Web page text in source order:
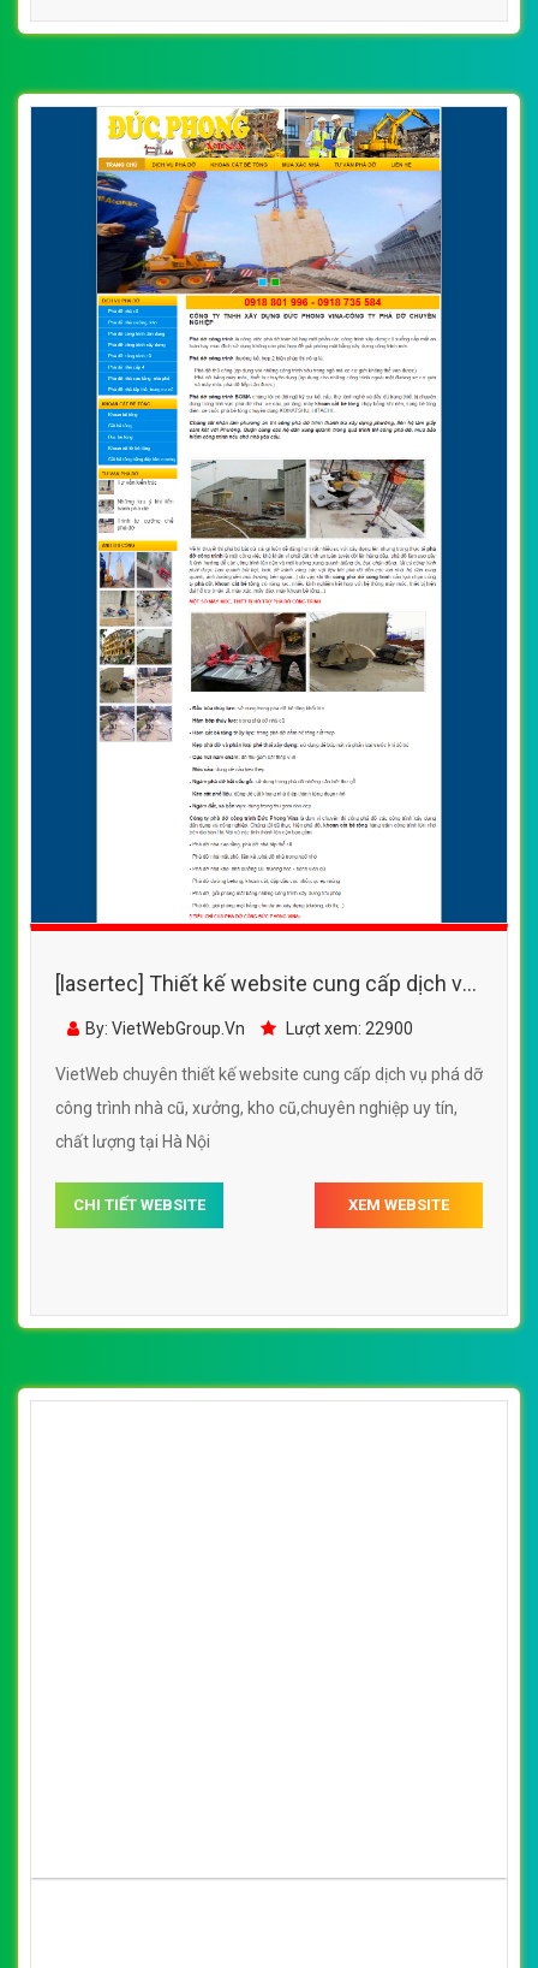
[lasertec] Thiết kế website cung cấp dịch vụ
phá dỡ công trình nhà cũ, xưởng, kho cũ
By: VietWebGroup.Vn Lượt xem: 22900
VietWeb chuyên thiết kế website cung cấp dịch vụ phá dỡ
công trình nhà cũ, xưởng, kho cũ,chuyên nghiệp uy tín,
chất lượng tại Hà Nội
CHI TIẾT WEBSITE XEM WEBSITE